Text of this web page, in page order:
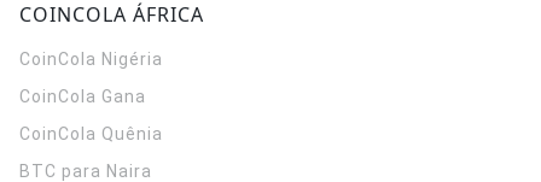
COINCOLA ÁFRICA
CoinCola Nigéria
CoinCola Gana
CoinCola Quênia
BTC para Naira